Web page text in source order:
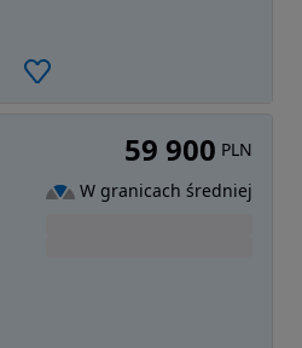
59 900 PLN
W granicach średniej